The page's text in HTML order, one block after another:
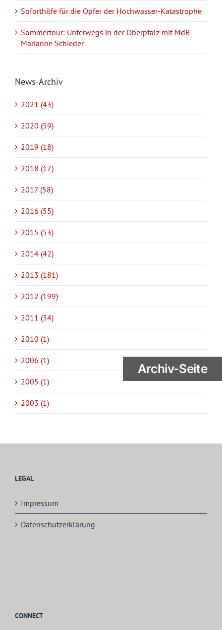
Soforthilfe für die Opfer der Hochwasser-Katastrophe
Sommertour: Unterwegs in der Oberpfalz mit MdB
Marianne Schieder
News-Archiv
2021 (43)
2020 (59)
2019 (18)
2018 (17)
2017 (58)
2016 (55)
2015 (53)
2014 (42)
2013 (181)
2012 (199)
2011 (34)
2010 (1)
2006 (1)
2005 (1)
2003 (1)
LEGAL
Impressum
Datenschutzerklärung
CONNECT
Archiv-Seite